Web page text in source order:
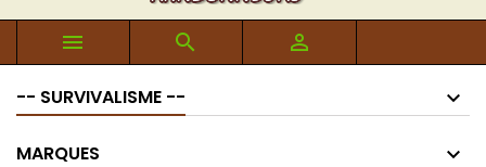
  
-- SURVIVALISME --
MARQUES